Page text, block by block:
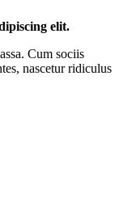
elit.
Cum sociis
nascetur ridiculus